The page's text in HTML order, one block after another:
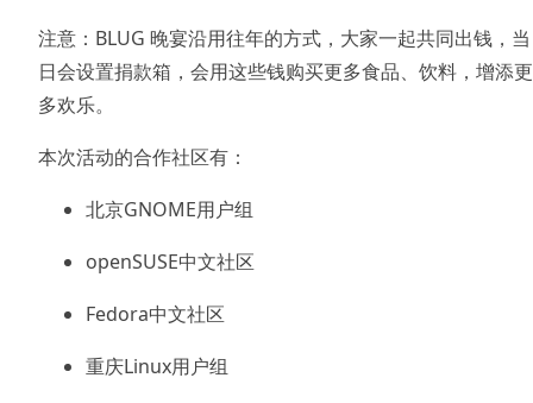
注意：BLUG 晚宴沿用往年的方式，大家一起共同出钱，当
日会设置捐款箱，会用这些钱购买更多食品、饮料，增添更
多欢乐。
本次活动的合作社区有：
北京GNOME用户组
openSUSE中文社区
Fedora中文社区
重庆Linux用户组